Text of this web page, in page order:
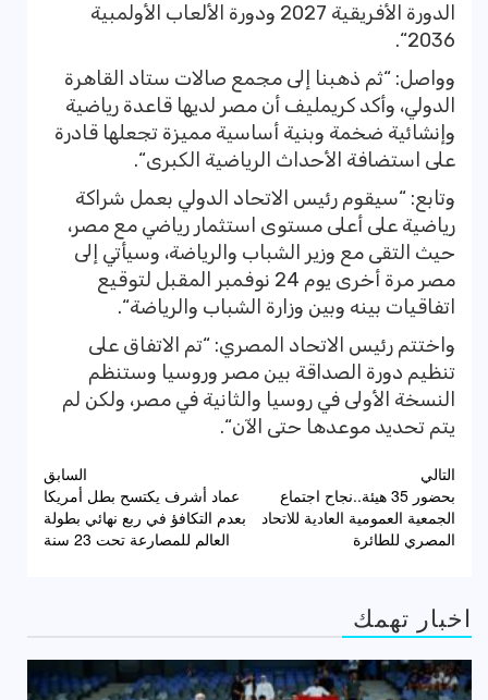
الدورة الأفريقية 2027 ودورة الألعاب الأولمبية
2036“.
وواصل: “ثم ذهبنا إلى مجمع صالات ستاد القاهرة
الدولي، وأكد كريمليف أن مصر لديها قاعدة رياضية
وإنشائية ضخمة وبنية أساسية مميزة تجعلها قادرة
على استضافة الأحداث الرياضية الكبرى“.
وتابع: “سيقوم رئيس الاتحاد الدولي بعمل شراكة
رياضية على أعلى مستوى استثمار رياضي مع مصر،
حيث التقى مع وزير الشباب والرياضة، وسيأتي إلى
مصر مرة أخرى يوم 24 نوفمبر المقبل لتوقيع
اتفاقيات بينه وبين وزارة الشباب والرياضة“.
واختتم رئيس الاتحاد المصري: “تم الاتفاق على
تنظيم دورة الصداقة بين مصر وروسيا وستنظم
النسخة الأولى في روسيا والثانية في مصر، ولكن لم
يتم تحديد موعدها حتى الآن“.
تصفّح
المقالات
السابق
عماد أشرف يكتسح بطل أمريكا
بعدم التكافؤ في ربع نهائي بطولة
العالم للمصارعة تحت 23 سنة
التالي
بحضور 35 هيئة..نجاح اجتماع
الجمعية العمومية العادية للاتحاد
المصري للطائرة
اخبار تهمك